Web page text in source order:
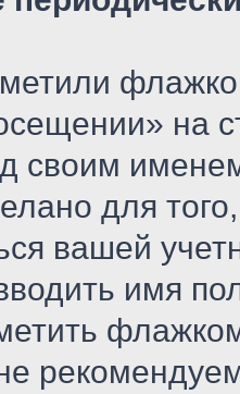
на
своим
для
вашей
имя